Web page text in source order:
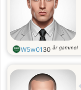
W5w0130 år gammel